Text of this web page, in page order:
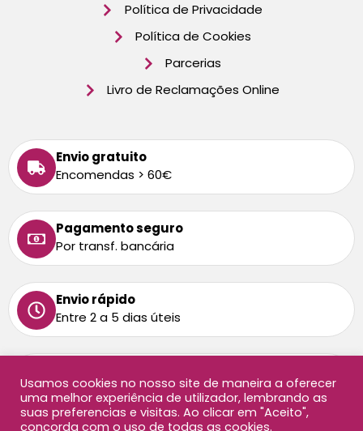
Política de Privacidade
Política de Cookies
Parcerias
Livro de Reclamações Online
Envio gratuito
Encomendas > 60€
Pagamento seguro
Por transf. bancária
Envio rápido
Entre 2 a 5 dias úteis
Ligue-nos: 213 872 458
Chamada para rede fixa nacional
Usamos cookies no nosso site de maneira a oferecer
uma melhor experiência de utilizador, lembrando as
suas preferencias e visitas. Ao clicar em "Aceito",
concorda com o uso de todas as cookies.